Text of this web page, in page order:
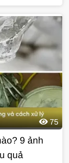
và ảnh
ống. Vậy
khỏe không
Giải Pháp
đây.
75
9 ảnh
quả